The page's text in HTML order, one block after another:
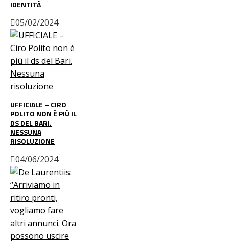
IDENTITÀ
05/02/2024
UFFICIALE – CIRO
POLITO NON È PIÙ IL
DS DEL BARI.
NESSUNA
RISOLUZIONE
04/06/2024